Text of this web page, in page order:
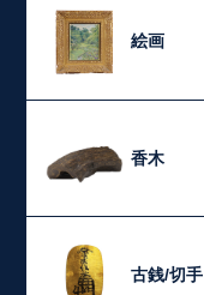
絵画
香木
古銭/切手